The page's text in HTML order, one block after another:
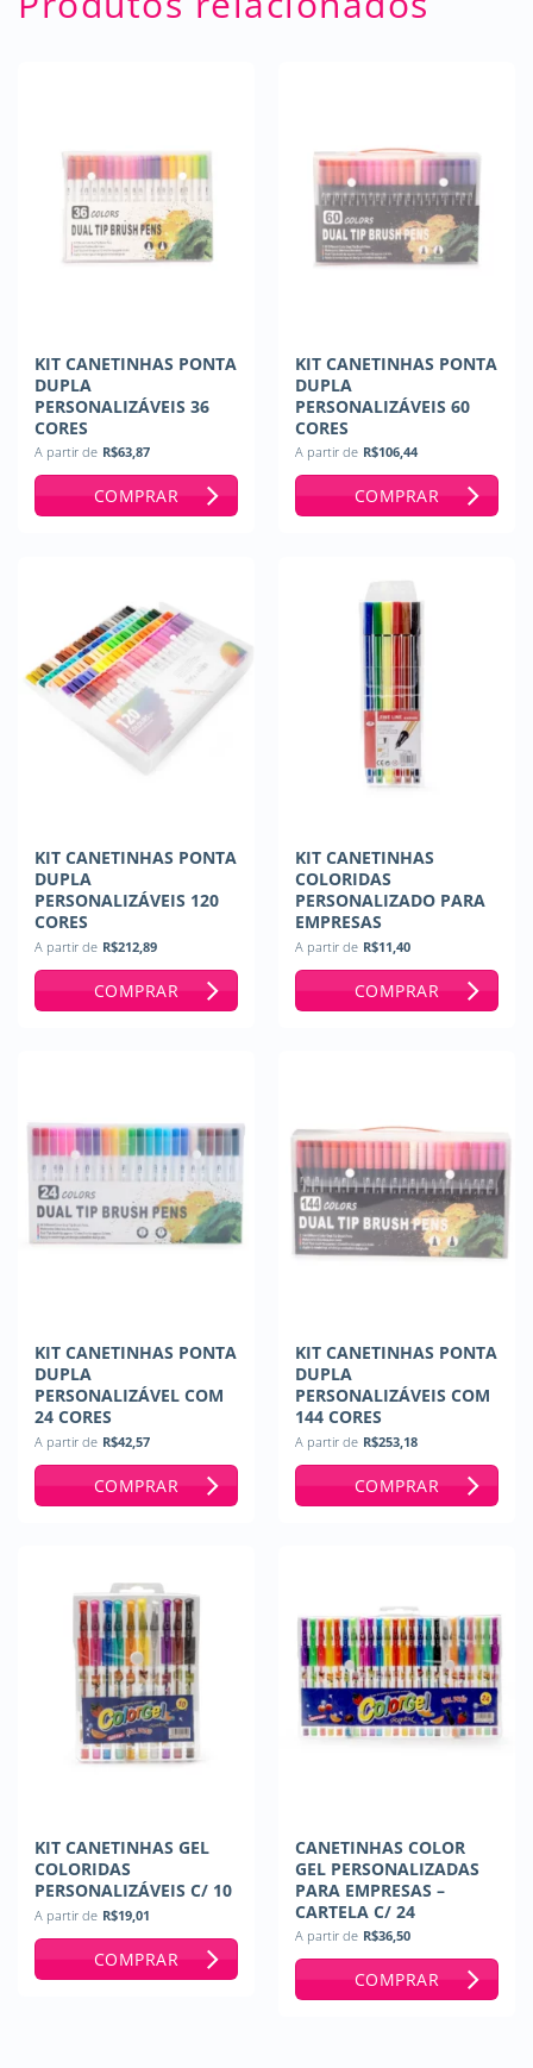
KIT CANETINHAS PONTA
DUPLA
PERSONALIZÁVEIS 36
CORES
A partir de R$63,87
COMPRAR
KIT CANETINHAS PONTA
DUPLA
PERSONALIZÁVEIS 60
CORES
A partir de R$106,44
COMPRAR
KIT CANETINHAS PONTA
DUPLA
PERSONALIZÁVEIS 120
CORES
A partir de R$212,89
COMPRAR
KIT CANETINHAS
COLORIDAS
PERSONALIZADO PARA
EMPRESAS
A partir de R$11,40
COMPRAR
KIT CANETINHAS PONTA
DUPLA
PERSONALIZÁVEL COM
24 CORES
A partir de R$42,57
COMPRAR
KIT CANETINHAS PONTA
DUPLA
PERSONALIZÁVEIS COM
144 CORES
A partir de R$253,18
COMPRAR
KIT CANETINHAS GEL
COLORIDAS
PERSONALIZÁVEIS C/ 10
A partir de R$19,01
COMPRAR
CANETINHAS COLOR
GEL PERSONALIZADAS
PARA EMPRESAS –
CARTELA C/ 24
A partir de R$36,50
COMPRAR